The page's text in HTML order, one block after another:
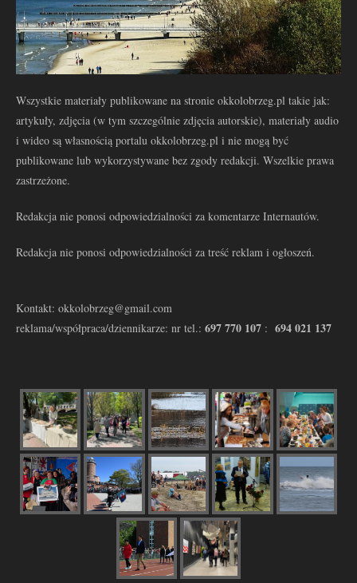
Wszystkie materiały publikowane na stronie okkolobrzeg.pl takie jak:
artykuły, zdjęcia (w tym szczególnie zdjęcia autorskie), materiały audio
i wideo są własnością portalu okkolobrzeg.pl i nie mogą być
publikowane lub wykorzystywane bez zgody redakcji. Wszelkie prawa
zastrzeżone.
Redakcja nie ponosi odpowiedzialności za komentarze Internautów.
Redakcja nie ponosi odpowiedzialności za treść reklam i ogłoszeń.
Kontakt: okkolobrzeg@gmail.com
reklama/współpraca/dziennikarze: nr tel.: 697 770 107 : 694 021 137